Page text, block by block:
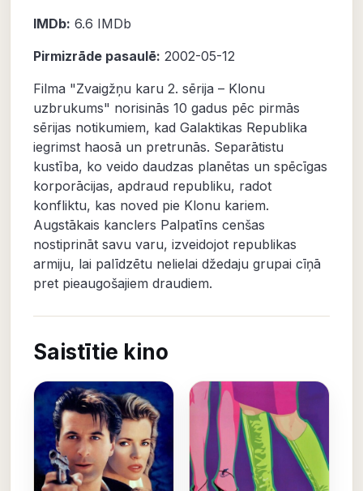
IMDb: 6.6 IMDb
Pirmizrāde pasaulē: 2002-05-12
Filma "Zvaigžņu karu 2. sērija – Klonu
uzbrukums" norisinās 10 gadus pēc pirmās
sērijas notikumiem, kad Galaktikas Republika
iegrimst haosā un pretrunās. Separātistu
kustība, ko veido daudzas planētas un spēcīgas
korporācijas, apdraud republiku, radot
konfliktu, kas noved pie Klonu kariem.
Augstākais kanclers Palpatīns cenšas
nostiprināt savu varu, izveidojot republikas
armiju, lai palīdzētu nelielai džedaju grupai cīņā
pret pieaugošajiem draudiem.
Saistītie kino